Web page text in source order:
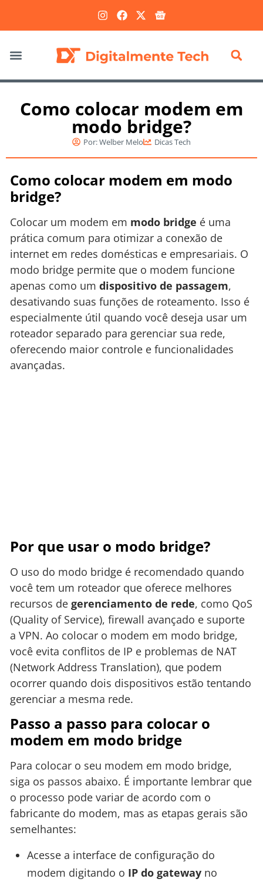
Como colocar modem em
modo bridge?
Por:Welber Melo Dicas Tech
Como colocar modem em modo
bridge?
Colocar um modem em modo bridge é uma
prática comum para otimizar a conexão de
internet em redes domésticas e empresariais. O
modo bridge permite que o modem funcione
apenas como um dispositivo de passagem,
desativando suas funções de roteamento. Isso é
especialmente útil quando você deseja usar um
roteador separado para gerenciar sua rede,
oferecendo maior controle e funcionalidades
avançadas.
Por que usar o modo bridge?
O uso do modo bridge é recomendado quando
você tem um roteador que oferece melhores
recursos de gerenciamento de rede, como QoS
(Quality of Service), firewall avançado e suporte
a VPN. Ao colocar o modem em modo bridge,
você evita conflitos de IP e problemas de NAT
(Network Address Translation), que podem
ocorrer quando dois dispositivos estão tentando
gerenciar a mesma rede.
Passo a passo para colocar o
modem em modo bridge
Para colocar o seu modem em modo bridge,
siga os passos abaixo. É importante lembrar que
o processo pode variar de acordo com o
fabricante do modem, mas as etapas gerais são
semelhantes:
Acesse a interface de configuração do
modem digitando o IP do gatewayno